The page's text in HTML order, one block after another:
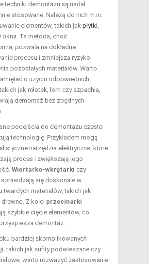
techniki demontażu są nadal
stosowane. Należą do nich m.in.
elementów, takich jak płytki,
okna. Ta metoda, choć
pozwala na dokładne
procesu i zmniejsza ryzyko
pozostałych materiałów. Warto
o użyciu odpowiednich
jak młotek, łom czy szpachla,
demontaż bez zbędnych
podejścia do demontażu często
technologię. Przykładem mogą
narzędzia elektryczne, które
proces i zwiększają jego
Wiertarko-wkrętarki czy
sprawdzają się doskonale w
twardych materiałów, takich jak
drewno. Z kolei przecinarki
szybkie cięcie elementów, co
demontaż.
bardziej skomplikowanych
takich jak sufity podwieszane czy
warto rozważyć zastosowanie